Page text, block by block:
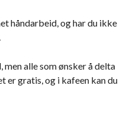
håndarbeid, og har du ikke
alle som ønsker å delta
er gratis, og i kafeen kan du